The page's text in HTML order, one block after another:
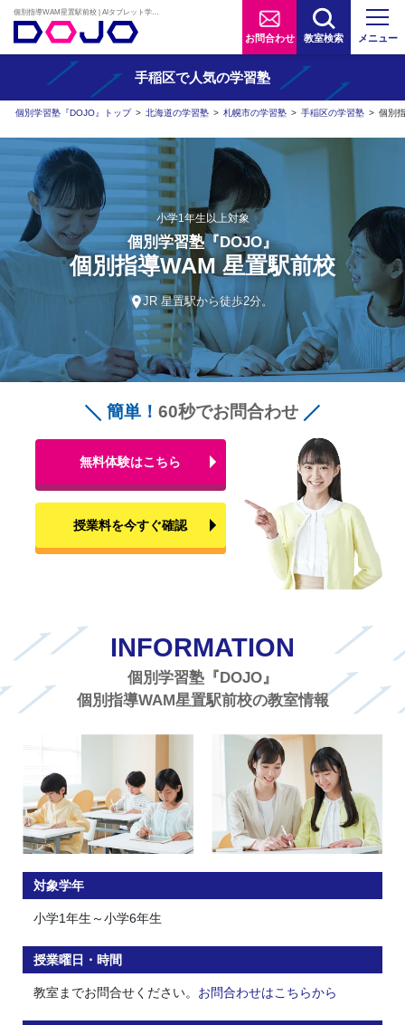
お問合わせ 教室検索 メニュー
手稲区で人気の学習塾
個別学習塾『DOJO』トップ > 北海道の学習塾 > 札幌市の学習塾 > 手稲区の学習塾 > 個別
小学1年生以上対象
個別学習塾『DOJO』
個別指導WAM 星置駅前校
JR 星置駅から徒歩2分。
簡単！ 60秒でお問合わせ
無料体験はこちら
授業料を今すぐ確認
INFORMATION
個別学習塾『DOJO』
個別指導WAM星置駅前校の教室情報
対象学年
小学1年生～小学6年生
授業曜日・時間
教室までお問合せください。 お問合わせはこちらから